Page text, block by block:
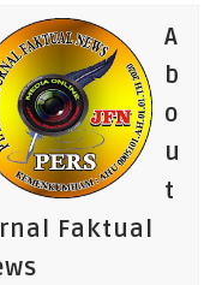
A
b
o
u
t
Faktual